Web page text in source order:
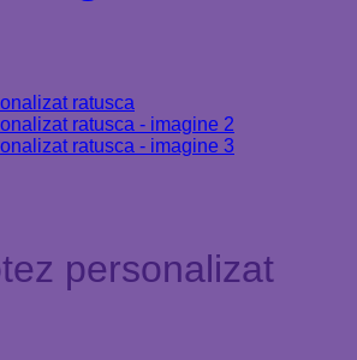
personalizat